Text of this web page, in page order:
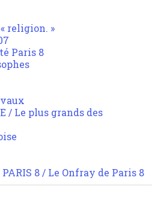
religion. »
Paris 8
/ Le plus grands des
PARIS 8 / Le Onfray de Paris 8